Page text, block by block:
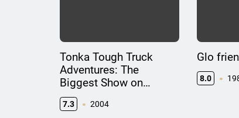
Tonka Tough Truck
Adventures: The
Biggest Show on
Wheels
7.3 2004
Glo
8.0